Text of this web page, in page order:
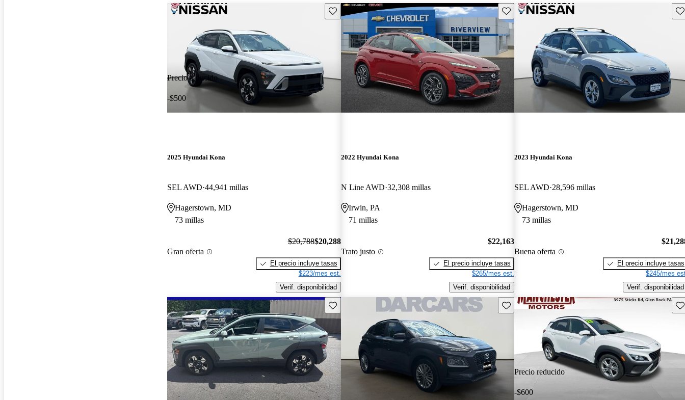
Precio reducido
-$500
Guarda este Aviso
2025 Hyundai Kona
SEL AWD 44,941 millas
Hagerstown, MD
73 millas
Gran oferta
$20,788$20,288
El precio incluye tasas
$223/mes est.
Verif. disponibilidad
Guarda este Aviso
2022 Hyundai Kona
N Line AWD 32,308 millas
Irwin, PA
71 millas
Trato justo
$22,163
El precio incluye tasas
$265/mes est.
Verif. disponibilidad
2023 Hyundai Kona
SEL AWD 28,596 millas
Hagerstown, MD
73 millas
Buena oferta
El precio incluye tasas
$245/mes
Verif. disponibilidad
Guarda este Aviso Guarda este Aviso
Precio reducido
-$600